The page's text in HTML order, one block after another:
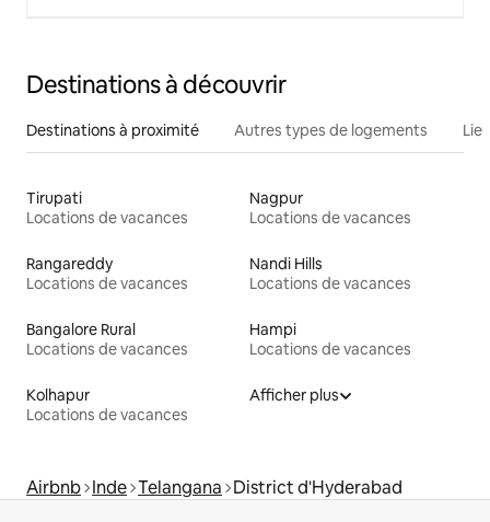
Destinations à découvrir
Destinations à proximité Autres types de logements
Tirupati
Locations de vacances
Nagpur
Locations de vacances
Rangareddy
Locations de vacances
Nandi Hills
Locations de vacances
Bangalore Rural
Locations de vacances
Hampi
Locations de vacances
Kolhapur
Locations de vacances
Afficher plus
Airbnb Inde Telangana District d'Hyderabad